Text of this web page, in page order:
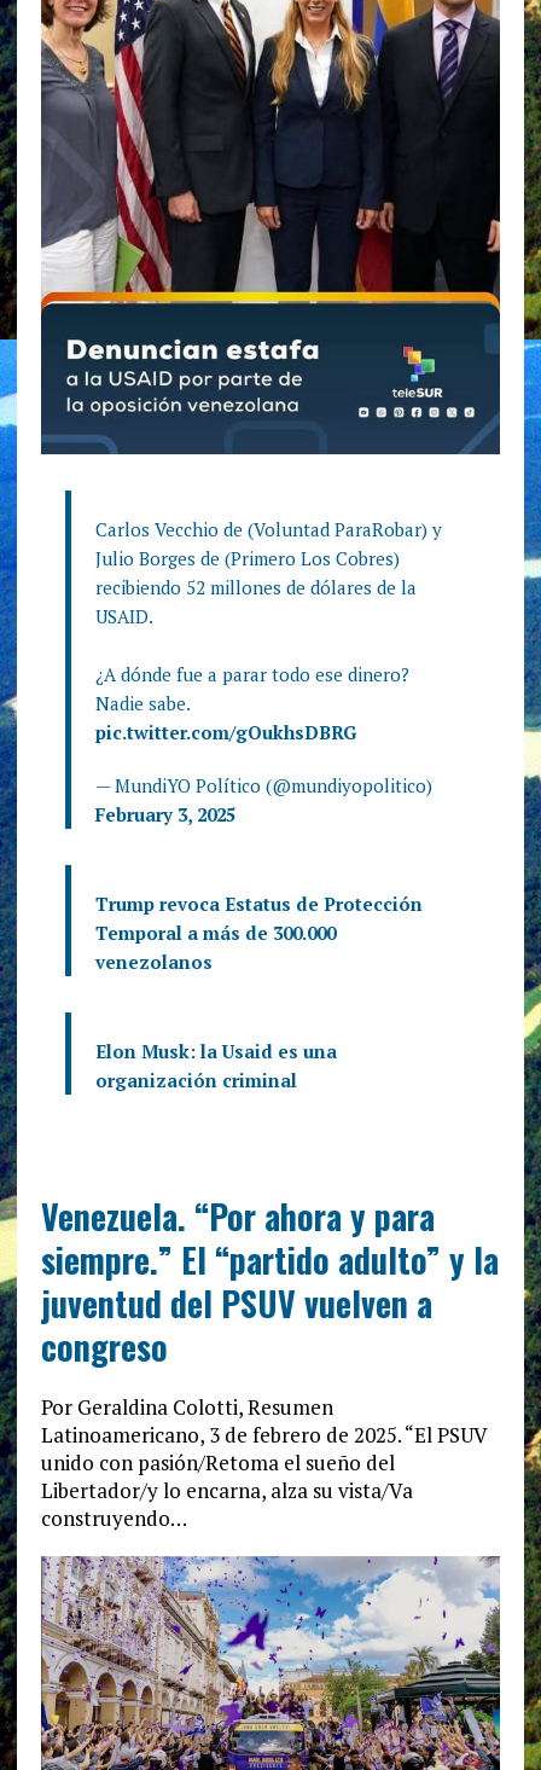
Carlos Vecchio de (Voluntad ParaRobar) y
Julio Borges de (Primero Los Cobres)
recibiendo 52 millones de dólares de la
USAID.
¿A dónde fue a parar todo ese dinero?
Nadie sabe.
pic.twitter.com/gOukhsDBRG
— MundiYO Político (@mundiyopolitico)
February 3, 2025
Trump revoca Estatus de Protección
Temporal a más de 300.000
venezolanos
Elon Musk: la Usaid es una
organización criminal
Venezuela. “Por ahora y para
siempre.” El “partido adulto” y la
juventud del PSUV vuelven a
congreso
Por Geraldina Colotti, Resumen
Latinoamericano, 3 de febrero de 2025. “El PSUV
unido con pasión/Retoma el sueño del
Libertador/y lo encarna, alza su vista/Va
construyendo…